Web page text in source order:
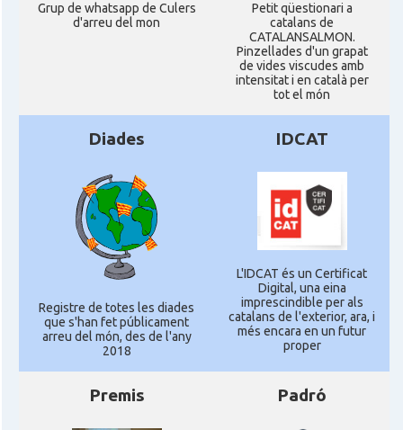
Grup de whatsapp de Culers
d'arreu del mon
Petit qüestionari a
catalans de
CATALANSALMON.
Pinzellades d'un grapat
de vides viscudes amb
intensitat i en català per
tot el món
Diades
Registre de totes les diades
que s'han fet públicament
arreu del món, des de l'any
2018
IDCAT
L'IDCAT és un Certificat
Digital, una eina
imprescindible per als
catalans de l'exterior, ara, i
més encara en un futur
proper
Premis Padró